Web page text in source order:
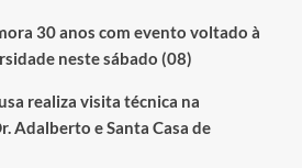
30 anos com evento voltado à
neste sábado (08)
realiza visita técnica na
Adalberto e Santa Casa de